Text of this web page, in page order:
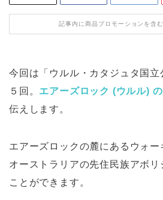
記事内に商品プロモーションを含
今回は「ウルル・カタジュタ国立
５回。 エアーズロック (ウルル)
伝えします。
エアーズロックの麓にあるウォー
オーストラリアの先住民族アボリ
ことができます。